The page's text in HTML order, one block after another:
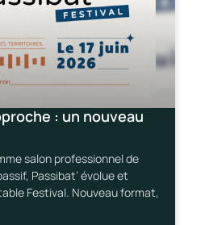
: un nouveau
salon professionnel de
Passibat’ évolue et
Festival. Nouveau format,